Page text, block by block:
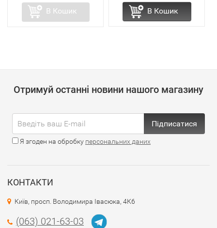
В Кошик В Кошик
Отримуй останні новини нашого магазину
Підписатися
Я згоден на обробку персональних даних
КОНТАКТИ
Київ, просп. Володимира Івасюка, 4К6
(063) 021-63-03